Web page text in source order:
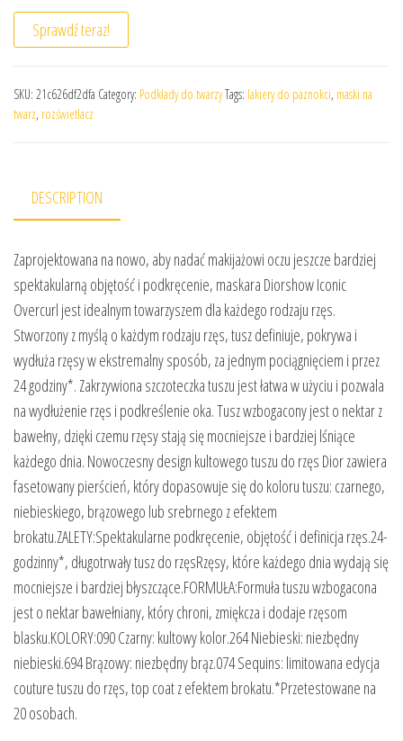
Sprawdź teraz!
SKU: 21c626df2dfa Category: Podkłady do twarzyTags: lakiery do paznokci, maski na
twarz, rozświetlacz
DESCRIPTION
Zaprojektowana na nowo, aby nadać makijażowi oczu jeszcze bardziej
spektakularną objętość i podkręcenie, maskara Diorshow Iconic
Overcurl jest idealnym towarzyszem dla każdego rodzaju rzęs.
Stworzony z myślą o każdym rodzaju rzęs, tusz definiuje, pokrywa i
wydłuża rzęsy w ekstremalny sposób, za jednym pociągnięciem i przez
24 godziny*. Zakrzywiona szczoteczka tuszu jest łatwa w użyciu i pozwala
na wydłużenie rzęs i podkreślenie oka. Tusz wzbogacony jest o nektar z
bawełny, dzięki czemu rzęsy stają się mocniejsze i bardziej lśniące
każdego dnia. Nowoczesny design kultowego tuszu do rzęs Dior zawiera
fasetowany pierścień, który dopasowuje się do koloru tuszu: czarnego,
niebieskiego, brązowego lub srebrnego z efektem
brokatu.ZALETY:Spektakularne podkręcenie, objętość i definicja rzęs.24-
godzinny*, długotrwały tusz do rzęsRzęsy, które każdego dnia wydają się
mocniejsze i bardziej błyszczące.FORMUŁA:Formuła tuszu wzbogacona
jest o nektar bawełniany, który chroni, zmiękcza i dodaje rzęsom
blasku.KOLORY:090 Czarny: kultowy kolor.264 Niebieski: niezbędny
niebieski.694 Brązowy: niezbędny brąz.074 Sequins: limitowana edycja
couture tuszu do rzęs, top coat z efektem brokatu.*Przetestowane na
20 osobach.